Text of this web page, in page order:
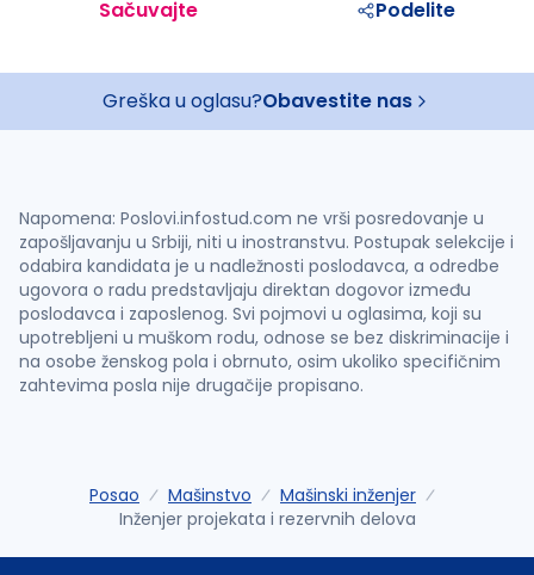
Sačuvajte Podelite
Greška u oglasu?Obavestite nas
Napomena: Poslovi.infostud.com ne vrši posredovanje u
zapošljavanju u Srbiji, niti u inostranstvu. Postupak selekcije i
odabira kandidata je u nadležnosti poslodavca, a odredbe
ugovora o radu predstavljaju direktan dogovor između
poslodavca i zaposlenog. Svi pojmovi u oglasima, koji su
upotrebljeni u muškom rodu, odnose se bez diskriminacije i
na osobe ženskog pola i obrnuto, osim ukoliko specifičnim
zahtevima posla nije drugačije propisano.
Posao Mašinstvo
Mašinski inženjer
Inženjer projekata i rezervnih delova